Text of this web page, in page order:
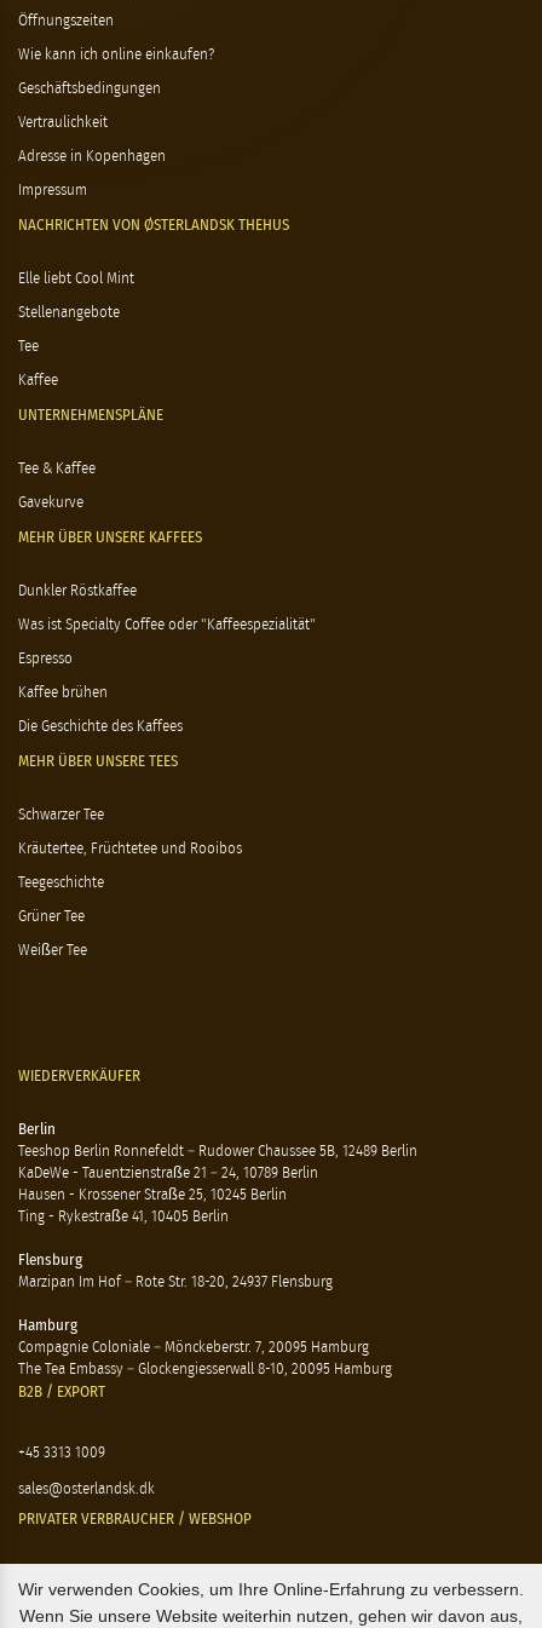
Öffnungszeiten
Wie kann ich online einkaufen?
Geschäftsbedingungen
Vertraulichkeit
Adresse in Kopenhagen
Impressum
NACHRICHTEN VON ØSTERLANDSK THEHUS
Elle liebt Cool Mint
Stellenangebote
Tee
Kaffee
UNTERNEHMENSPLÄNE
Tee & Kaffee
Gavekurve
MEHR ÜBER UNSERE KAFFEES
Dunkler Röstkaffee
Was ist Specialty Coffee oder "Kaffeespezialität"
Espresso
Kaffee brühen
Die Geschichte des Kaffees
MEHR ÜBER UNSERE TEES
Schwarzer Tee
Kräutertee, Früchtetee und Rooibos
Teegeschichte
Grüner Tee
Weißer Tee
WIEDERVERKÄUFER
Berlin
Teeshop Berlin Ronnefeldt – Rudower Chaussee 5B, 12489 Berlin
KaDeWe - Tauentzienstraße 21 – 24, 10789 Berlin
Hausen - Krossener Straße 25, 10245 Berlin
Ting - Rykestraße 41, 10405 Berlin
Flensburg
Marzipan Im Hof – Rote Str. 18-20, 24937 Flensburg
Hamburg
Compagnie Coloniale – Mönckeberstr. 7, 20095 Hamburg
The Tea Embassy – Glockengiesserwall 8-10, 20095 Hamburg
B2B / EXPORT
+45 3313 1009
sales@osterlandsk.dk
PRIVATER VERBRAUCHER / WEBSHOP
+45 3313 1000
butik@osterlandsk.dk
Wir verwenden Cookies, um Ihre Online-Erfahrung zu verbessern.
Wenn Sie unsere Website weiterhin nutzen, gehen wir davon aus,